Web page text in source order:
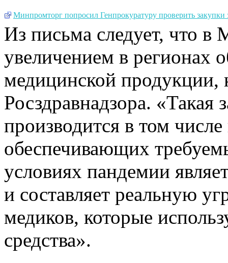
Минпромторг попросил Генпрокуратуру проверить
Из письма следует, что
увеличением в регионах
медицинской продукции,
Росздравнадзора.
производится в том
обеспечивающих
условиях пандемии
и составляет реальную
медиков, которые
средства».